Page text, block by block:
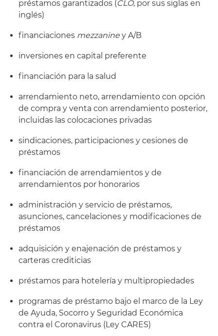
préstamos garantizados (CLO, por sus siglas en
inglés)
financiaciones mezzanine y A/B
inversiones en capital preferente
financiación para la salud
arrendamiento neto, arrendamiento con opción
de compra y venta con arrendamiento posterior,
incluidas las colocaciones privadas
sindicaciones, participaciones y cesiones de
préstamos
financiación de arrendamientos y de
arrendamientos por honorarios
administración y servicio de préstamos,
asunciones, cancelaciones y modificaciones de
préstamos
adquisición y enajenación de préstamos y
carteras crediticias
préstamos para hotelería y multipropiedades
programas de préstamo bajo el marco de la Ley
de Ayuda, Socorro y Seguridad Económica
contra el Coronavirus (Ley CARES)